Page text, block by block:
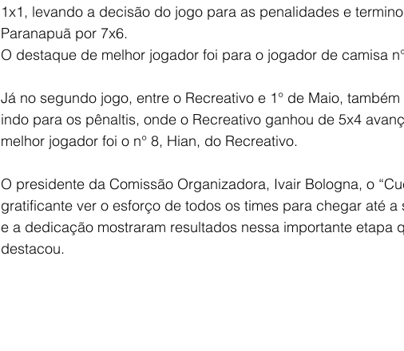
1x1, levando a decisão do jogo para as penalidades e
Paranapuã por 7x6.
O destaque de melhor jogador foi para o jogador de camisa
Já no segundo jogo, entre o Recreativo e 1° de Maio,
indo para os pênaltis, onde o Recreativo ganhou de 5x4
melhor jogador foi o n° 8, Hian, do Recreativo.
O presidente da Comissão Organizadora, Ivair Bologna, o
gratificante ver o esforço de todos os times para chegar até a
e a dedicação mostraram resultados nessa importante etapa
destacou.